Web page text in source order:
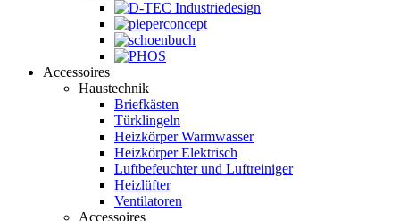
Accessoires
Haustechnik
Briefkästen
Türklingeln
Heizkörper Warmwasser
Heizkörper Elektrisch
Luftbefeuchter und Luftreiniger
Heizlüfter
Ventilatoren
Accessoires